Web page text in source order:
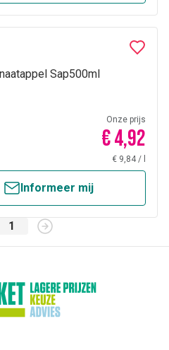
Sap500ml
Onze prijs
€ 4,92
€ 9,84 /
Informeer mij
1